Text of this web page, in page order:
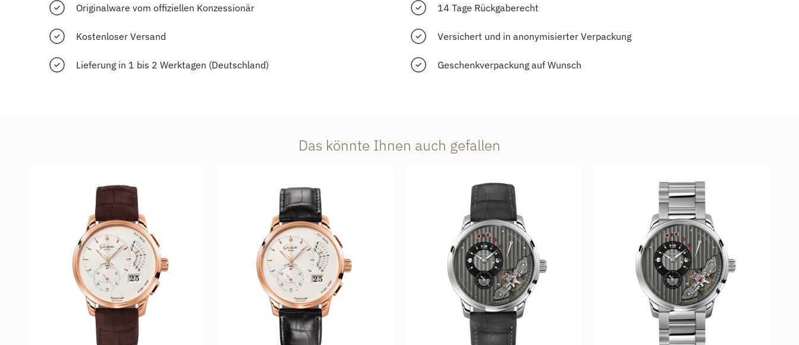
Originalware vom offiziellen Konzessionär 14 Tage Rückgaberecht
Kostenloser Versand Versichert und in anonymisierter Verpackung
Lieferung in 1 bis 2 Werktagen (Deutschland) Geschenkverpackung auf Wunsch
Das könnte Ihnen auch gefallen